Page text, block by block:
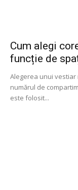
Cum alegi
funcție de
Alegerea unui
numărul de
este folosit...